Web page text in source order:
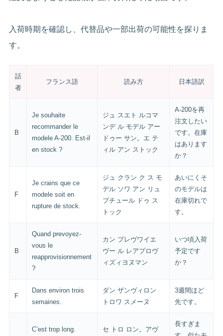
入荷時期を確認し、代替品や一部出荷の可能性を探りま
す。
話
者
フランス語 読み方 日本語訳
B
Je souhaite
recommander le
modele A-200. Est-il
en stock ?
ジュ スエト ルコマ
ンデ ル モデル アー
ドゥー サン。エ テ
ィル アン ストック
A-200を再
注文したい
です。在庫
はあります
か？
F
Je crains que ce
modele soit en
rupture de stock.
ジュ クラン ク ス モ
デル ソワ アン リュ
プチュール ドゥ ス
トック
あいにくそ
のモデルは
在庫切れで
す。
B
Quand prevoyez-
vous le
reapprovisionnement
?
カン プレヴワイエ
ヴー ル レアプロヴ
ィズィヨヌマン
いつ頃入荷
予定です
か？
F
Dans environ trois
semaines.
ダン ザンヴィロン
トロワ スメーヌ
3週間ほど
先です。
C’est trop long.
セ トロ ロン。アヴ
長すぎま